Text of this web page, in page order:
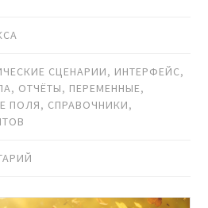
СЦЕНАРИИ, ИНТЕРФЕЙС,
, ОТЧЁТЫ, ПЕРЕМЕННЫЕ,
ПОЛЯ, СПРАВОЧНИКИ,